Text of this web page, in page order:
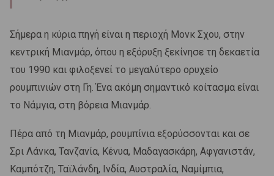
Σήμερα η κύρια πηγή είναι η περιοχή Μονκ Σχου, στην
κεντρική Μιανμάρ, όπου η εξόρυξη ξεκίνησε τη δεκαετία
του 1990 και φιλοξενεί το μεγαλύτερο ορυχείο
ρουμπινιών στη Γη. Ένα ακόμη σημαντικό κοίτασμα είναι
το Νάμγια, στη βόρεια Μιανμάρ.
Πέρα από τη Μιανμάρ, ρουμπίνια εξορύσσονται και σε
Σρι Λάνκα, Τανζανία, Κένυα, Μαδαγασκάρη, Αφγανιστάν,
Καμπότζη, Ταϊλάνδη, Ινδία, Αυστραλία, Ναμίμπια,